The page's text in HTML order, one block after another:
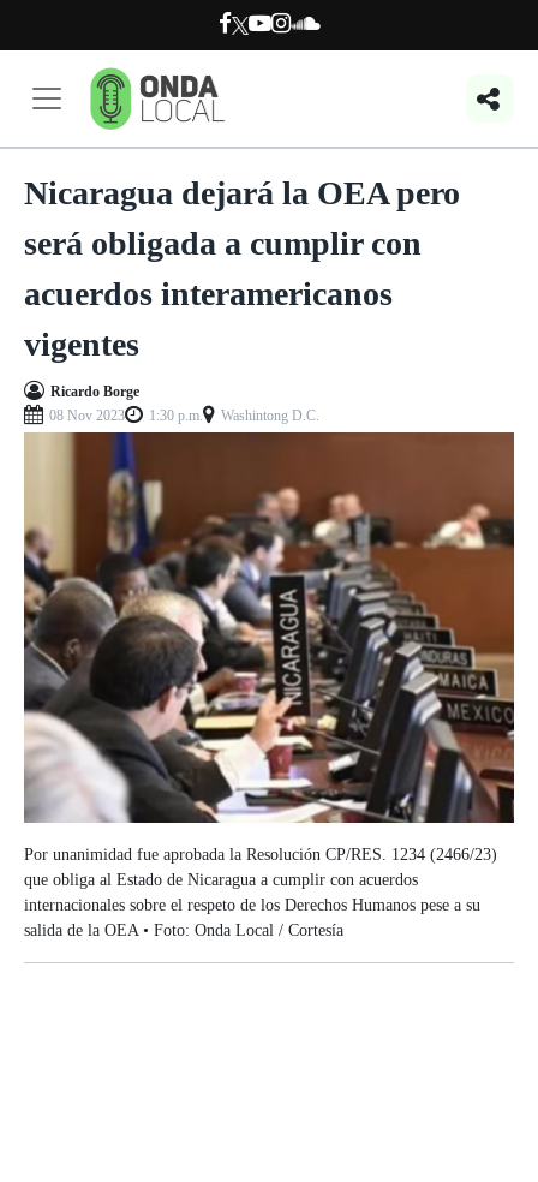
Nicaragua dejará la OEA pero
será obligada a cumplir con
acuerdos interamericanos
vigentes
Ricardo Borge
08 Nov 2023
1:30 p.m. Washintong D.C.
Por unanimidad fue aprobada la Resolución CP/RES. 1234 (2466/23)
que obliga al Estado de Nicaragua a cumplir con acuerdos
internacionales sobre el respeto de los Derechos Humanos pese a su
salida de la OEA • Foto: Onda Local / Cortesía